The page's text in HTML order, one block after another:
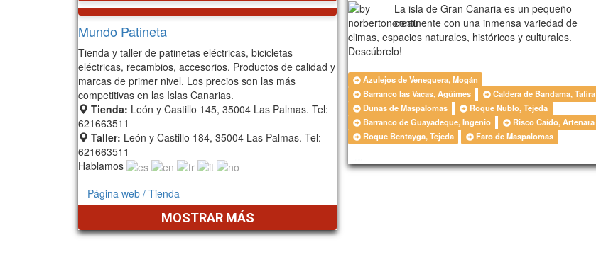
Mundo Patineta
Tienda y taller de patinetas eléctricas, bicicletas
eléctricas, recambios, accesorios. Productos de calidad y
marcas de primer nivel. Los precios son las más
competitivas en las Islas Canarias.
Tienda: León y Castillo 145, 35004 Las Palmas. Tel:
621663511
Taller: León y Castillo 184, 35004 Las Palmas. Tel:
621663511
Hablamos
Página web / Tienda
MOSTRAR MÁS
La isla de Gran Canaria es un pequeño
continente con una inmensa variedad de
climas, espacios naturales, históricos y culturales.
Descúbrelo!
Azulejos de Veneguera, Mogán
Barranco las Vacas, Agüimes
Caldera de Bandama, Tafira
Dunas de Maspalomas
Roque Nublo, Tejeda
Barranco de Guayadeque, Ingenio
Risco Caído, Artenara
Roque Bentayga, Tejeda
Faro de Maspalomas